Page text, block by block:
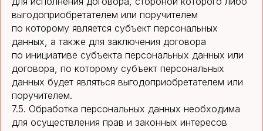
выгодоприобретателем или поручителем
по которому является субъект персональных
данных, а также для заключения договора
по инициативе субъекта персональных данных или
договора, по которому субъект персональных
данных будет являться выгодоприобретателем или
поручителем.
7.5. Обработка персональных данных необходима
для осуществления прав и законных интересов